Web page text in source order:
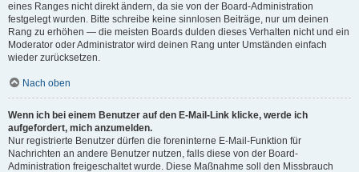
eines Ranges nicht direkt ändern, da sie von der Board-Administration
festgelegt wurden. Bitte schreibe keine sinnlosen Beiträge, nur um deinen
Rang zu erhöhen — die meisten Boards dulden dieses Verhalten nicht und ein
Moderator oder Administrator wird deinen Rang unter Umständen einfach
wieder zurücksetzen.
Nach oben
Wenn ich bei einem Benutzer auf den E-Mail-Link klicke, werde ich
aufgefordert, mich anzumelden.
Nur registrierte Benutzer dürfen die foreninterne E-Mail-Funktion für
Nachrichten an andere Benutzer nutzen, falls diese von der Board-
Administration freigeschaltet wurde. Diese Maßnahme soll den Missbrauch